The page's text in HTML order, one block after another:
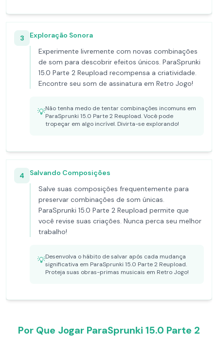
3
Exploração Sonora
Experimente livremente com novas combinações
de som para descobrir efeitos únicos. ParaSprunki
15.0 Parte 2 Reupload recompensa a criatividade.
Encontre seu som de assinatura em Retro Jogo!
💡Não tenha medo de tentar combinações incomuns em
ParaSprunki 15.0 Parte 2 Reupload. Você pode
tropeçar em algo incrível. Divirta-se explorando!
4
Salvando Composições
Salve suas composições frequentemente para
preservar combinações de som únicas.
ParaSprunki 15.0 Parte 2 Reupload permite que
você revise suas criações. Nunca perca seu melhor
trabalho!
💡Desenvolva o hábito de salvar após cada mudança
significativa em ParaSprunki 15.0 Parte 2 Reupload.
Proteja suas obras-primas musicais em Retro Jogo!
Por Que Jogar ParaSprunki 15.0 Parte 2